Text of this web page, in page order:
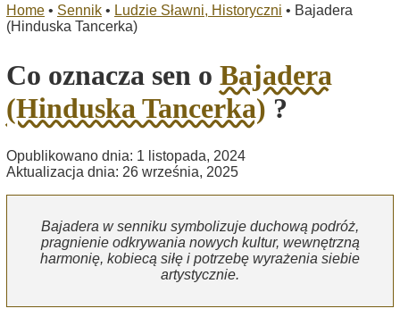
Home • Sennik • Ludzie Sławni, Historyczni • Bajadera
(Hinduska Tancerka)
Co oznacza sen o Bajadera
(Hinduska Tancerka) ?
Opublikowano dnia: 1 listopada, 2024
Aktualizacja dnia: 26 września, 2025
Bajadera w senniku symbolizuje duchową podróż,
pragnienie odkrywania nowych kultur, wewnętrzną
harmonię, kobiecą siłę i potrzebę wyrażenia siebie
artystycznie.